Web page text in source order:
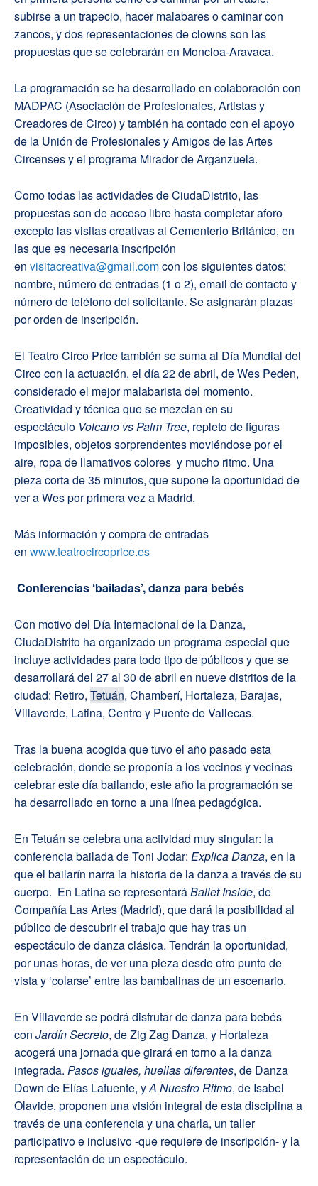
subirse a un trapecio, hacer malabares o caminar con
zancos, y dos representaciones de clowns son las
propuestas que se celebrarán en Moncloa-Aravaca.
La programación se ha desarrollado en colaboración con
MADPAC (Asociación de Profesionales, Artistas y
Creadores de Circo) y también ha contado con el apoyo
de la Unión de Profesionales y Amigos de las Artes
Circenses y el programa Mirador de Arganzuela.
Como todas las actividades de CiudaDistrito, las
propuestas son de acceso libre hasta completar aforo
excepto las visitas creativas al Cementerio Británico, en
las que es necesaria inscripción
en visitacreativa@gmail.comcon los siguientes datos:
nombre, número de entradas (1 o 2), email de contacto y
número de teléfono del solicitante. Se asignarán plazas
por orden de inscripción.
El Teatro Circo Price también se suma al Día Mundial del
Circo con la actuación, el día 22 de abril, de Wes Peden,
considerado el mejor malabarista del momento.
Creatividad y técnica que se mezclan en su
espectáculo Volcano vs Palm Tree, repleto de figuras
imposibles, objetos sorprendentes moviéndose por el
aire, ropa de llamativos colores y mucho ritmo. Una
pieza corta de 35 minutos, que supone la oportunidad de
ver a Wes por primera vez a Madrid.
Más información y compra de entradas
en www.teatrocircoprice.es
Conferencias ‘bailadas’, danza para bebés
Con motivo del Día Internacional de la Danza,
CiudaDistrito ha organizado un programa especial que
incluye actividades para todo tipo de públicos y que se
desarrollará del 27 al 30 de abril en nueve distritos de la
ciudad: Retiro, Tetuán, Chamberí, Hortaleza, Barajas,
Villaverde, Latina, Centro y Puente de Vallecas.
Tras la buena acogida que tuvo el año pasado esta
celebración, donde se proponía a los vecinos y vecinas
celebrar este día bailando, este año la programación se
ha desarrollado en torno a una línea pedagógica.
En Tetuán se celebra una actividad muy singular: la
conferencia bailada de Toni Jodar: Explica Danza, en la
que el bailarín narra la historia de la danza a través de su
cuerpo. En Latina se representaráBallet Inside, de
Compañía Las Artes (Madrid), que dará la posibilidad al
público de descubrir el trabajo que hay tras un
espectáculo de danza clásica. Tendrán la oportunidad,
por unas horas, de ver una pieza desde otro punto de
vista y ‘colarse’ entre las bambalinas de un escenario.
En Villaverde se podrá disfrutar de danza para bebés
con Jardín Secreto, de Zig Zag Danza, y Hortaleza
acogerá una jornada que girará en torno a la danza
integrada. Pasos iguales, huellas diferentes, de Danza
Down de Elías Lafuente, yA Nuestro Ritmo, de Isabel
Olavide, proponen una visión integral de esta disciplina a
través de una conferencia y una charla, un taller
participativo e inclusivo -que requiere de inscripción- y la
representación de un espectáculo.